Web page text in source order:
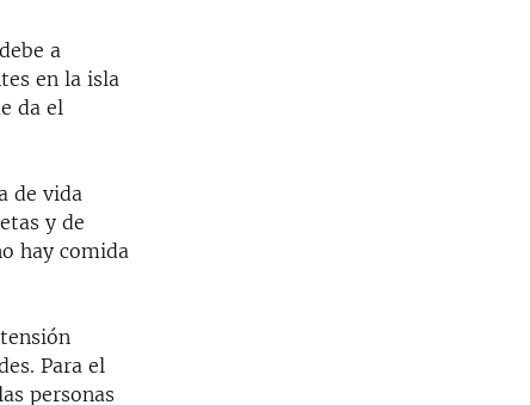
a
en la isla
da el
de vida
y de
hay comida
Para el
personas